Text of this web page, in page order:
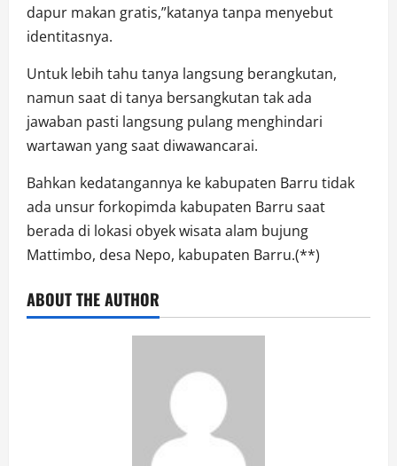
dapur makan gratis,”katanya tanpa menyebut
identitasnya.
Untuk lebih tahu tanya langsung berangkutan,
namun saat di tanya bersangkutan tak ada
jawaban pasti langsung pulang menghindari
wartawan yang saat diwawancarai.
Bahkan kedatangannya ke kabupaten Barru tidak
ada unsur forkopimda kabupaten Barru saat
berada di lokasi obyek wisata alam bujung
Mattimbo, desa Nepo, kabupaten Barru.(**)
ABOUT THE AUTHOR